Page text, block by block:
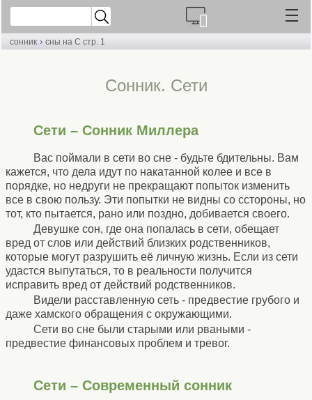
сонник › сны на С стр. 1
Сонник. Сети
Сети – Сонник Миллера
Вас поймали в сети во сне - будьте бдительны. Вам
кажется, что дела идут по накатанной колее и все в
порядке, но недруги не прекращают попыток изменить
все в свою пользу. Эти попытки не видны со сстороны, но
тот, кто пытается, рано или поздно, добивается своего.
Девушке сон, где она попалась в сети, обещает
вред от слов или действий близких родственников,
которые могут разрушить её личную жизнь. Если из сети
удастся выпутаться, то в реальности получится
исправить вред от действий родственников.
Видели расставленную сеть - предвестие грубого и
даже хамского обращения с окружающими.
Сети во сне были старыми или рваными -
предвестие финансовых проблем и тревог.
Сети – Современный сонник